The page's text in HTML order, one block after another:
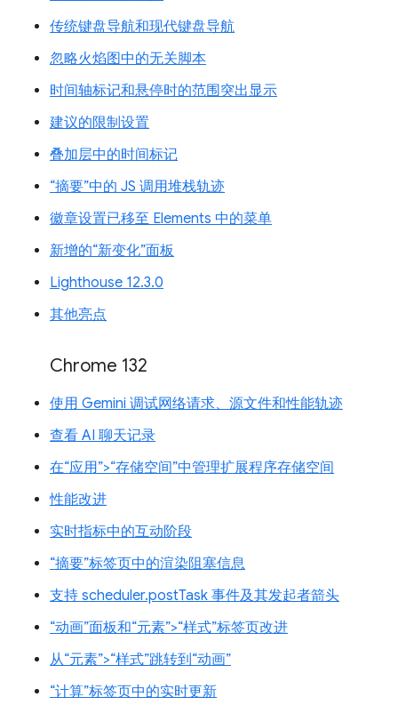
传统键盘导航和现代键盘导航
忽略火焰图中的无关脚本
时间轴标记和悬停时的范围突出显示
建议的限制设置
叠加层中的时间标记
“摘要”中的 JS 调用堆栈轨迹
徽章设置已移至 Elements 中的菜单
新增的“新变化”面板
Lighthouse 12.3.0
其他亮点
Chrome 132
使用 Gemini 调试网络请求、源文件和性能轨迹
查看 AI 聊天记录
在“应用”>“存储空间”中管理扩展程序存储空间
性能改进
实时指标中的互动阶段
“摘要”标签页中的渲染阻塞信息
支持 scheduler.postTask 事件及其发起者箭头
“动画”面板和“元素”>“样式”标签页改进
从“元素”>“样式”跳转到“动画”
“计算”标签页中的实时更新